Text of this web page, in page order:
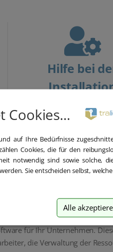
Hilfe bei
Wir bieten Ihnen bei der
kostenlose Hilfe über
Lieferumfang
für Ihr Unternehmen.
die Verwaltung der
Cookies...
auf Ihre Bedürfnisse
Cookies, die für den
notwendig sind sowie solche,
Sie entscheiden selbst,
Alle